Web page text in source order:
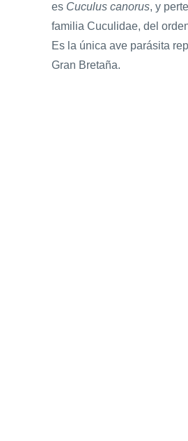
es Cuculus canorus, y
familia Cuculidae, del
Es la única ave parásita
Gran Bretaña.